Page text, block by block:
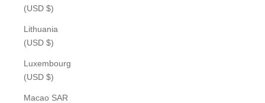
(USD $)
Lithuania
(USD $)
Luxembourg
(USD $)
Macao SAR